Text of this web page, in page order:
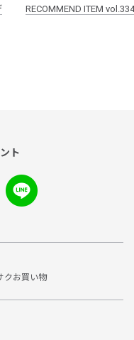
RECOMMEND ITEM vol.334
ト
クお買い物